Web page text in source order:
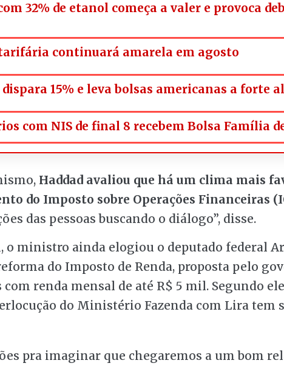
32% de etanol começa a valer e provoca
continuará amarela em agosto
15% e leva bolsas americanas a forte
com NIS de final 8 recebem Bolsa Família
Haddad avaliou que há um clima mais
do Imposto sobre Operações Financeiras
das pessoas buscando o diálogo”, disse.
o ministro ainda elogiou o deputado federal
do Imposto de Renda, proposta pelo
com renda mensal de até R$ 5 mil. Segundo
do Ministério Fazenda com Lira tem
pra imaginar que chegaremos a um bom